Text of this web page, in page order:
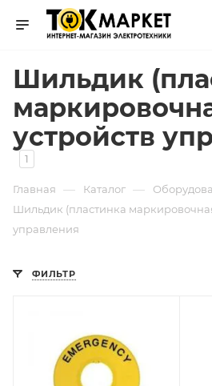
Шильдик
устройств
1
Главная — Каталог —
Шильдик (пластинка
управления
ФИЛЬТР